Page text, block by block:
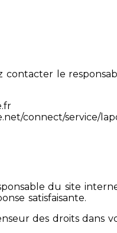
contacter le
connect/service/
du site
satisfaisante.
des droits dans